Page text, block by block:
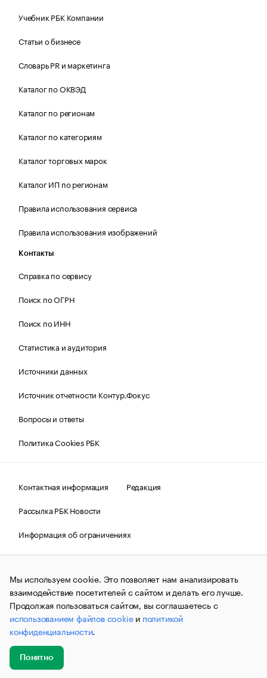
Учебник РБК Компании
Статьи о бизнесе
Словарь PR и маркетинга
Каталог по ОКВЭД
Каталог по регионам
Каталог по категориям
Каталог торговых марок
Каталог ИП по регионам
Правила использования сервиса
Правила использования изображений
Контакты
Справка по сервису
Поиск по ОГРН
Поиск по ИНН
Статистика и аудитория
Источники данных
Источник отчетности Контур.Фокус
Вопросы и ответы
Политика Cookies РБК
Контактная информация
Редакция
Рассылка РБК Новости
Информация об ограничениях
Правовая информация
О соблюдении авторских прав
© АО «РОСБИЗНЕСКОНСАЛТИНГ»,1995–2026.Сообщения
и материалы информационного агентства «РБК»
(зарегистрировано Федеральной службой по надзору в сфере
связи, информационных технологий и массовых
коммуникаций (Роскомнадзор) 09.12.2015 за номером ИА
№ФС77-63848) сопровождаются пометкой «РБК». Отдельные
публикации могут содержать информацию,
не предназначенную для пользователей
до 18 лет.
Мы используем cookie. Это позволяет нам анализировать
взаимодействие посетителей с сайтом и делать его лучше.
Продолжая пользоваться сайтом, вы соглашаетесь с
использованием файлов cookieи политикой
конфиденциальности.
Понятно